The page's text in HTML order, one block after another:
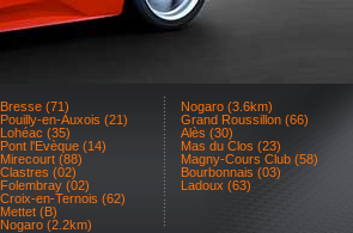
Bresse (71)
Pouilly-en-Auxois (21)
Lohéac (35)
Pont l'Evèque (14)
Mirecourt (88)
Clastres (02)
Folembray (02)
Croix-en-Ternois (62)
Mettet (B)
Nogaro (2.2km)
Nogaro (3.6km)
Grand Roussillon (66)
Alès (30)
Mas du Clos (23)
Magny-Cours Club (58)
Bourbonnais (03)
Ladoux (63)